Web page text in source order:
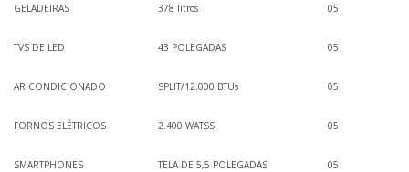
GELADEIRAS 378 litros 05
TVS DE LED 43 POLEGADAS 05
AR CONDICIONADO SPLIT/12.000 BTUs 05
FORNOS ELÉTRICOS 2.400 WATSS 05
SMARTPHONES TELA DE 5,5 POLEGADAS 05